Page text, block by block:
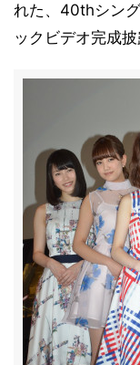
れた、40thシン
ックビデオ完成